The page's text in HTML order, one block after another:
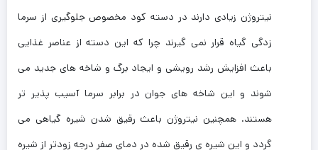
نیتروژن زیادی دارند در دسته کود مخصوص جلوگیری از سرما
زدگی گیاه قرار نمی گیرند چرا که این دسته از عناصر غذایی
باعث افزایش رشد رویشی و ایجاد برگ و شاخه های جدید می
شوند و این شاخه های جوان در برابر سرما آسیب پذیر تر
هستند. همچنین نیتروژن باعث رقیق شدن شیره گیاهی می
گردد و این شیره ی رقیق شده در دمای صفر درجه زودتر از شیره